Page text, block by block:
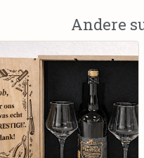
Andere